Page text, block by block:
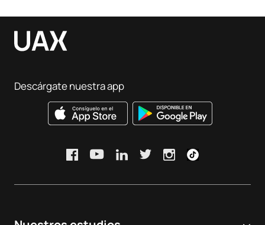
Descárgate nuestra app